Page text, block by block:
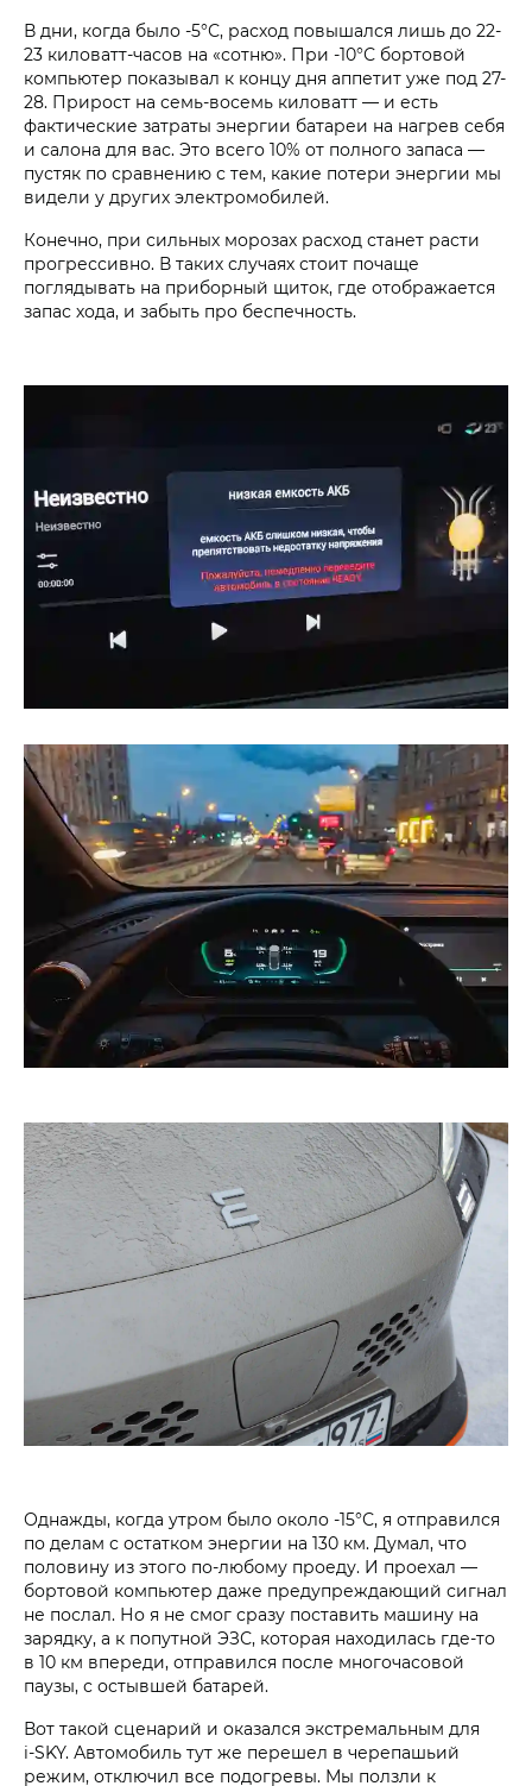
В дни, когда было -5°С, расход повышался лишь до 22-
23 киловатт-часов на «сотню». При -10°С бортовой
компьютер показывал к концу дня аппетит уже под 27-
28. Прирост на семь-восемь киловатт — и есть
фактические затраты энергии батареи на нагрев себя
и салона для вас. Это всего 10% от полного запаса —
пустяк по сравнению с тем, какие потери энергии мы
видели у других электромобилей.
Конечно, при сильных морозах расход станет расти
прогрессивно. В таких случаях стоит почаще
поглядывать на приборный щиток, где отображается
запас хода, и забыть про беспечность.
Однажды, когда утром было около -15°С, я отправился
по делам с остатком энергии на 130 км. Думал, что
половину из этого по-любому проеду. И проехал —
бортовой компьютер даже предупреждающий сигнал
не послал. Но я не смог сразу поставить машину на
зарядку, а к попутной ЭЗС, которая находилась где-то
в 10 км впереди, отправился после многочасовой
паузы, с остывшей батарей.
Вот такой сценарий и оказался экстремальным для
i‑SKY. Автомобиль тут же перешел в черепашьий
режим, отключил все подогревы. Мы ползли к